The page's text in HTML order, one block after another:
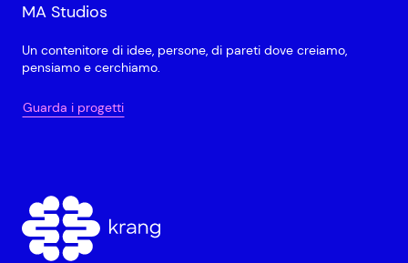
MA Studios
Un contenitore di idee, persone, di pareti dove creiamo,
pensiamo e cerchiamo.
Guarda i progetti